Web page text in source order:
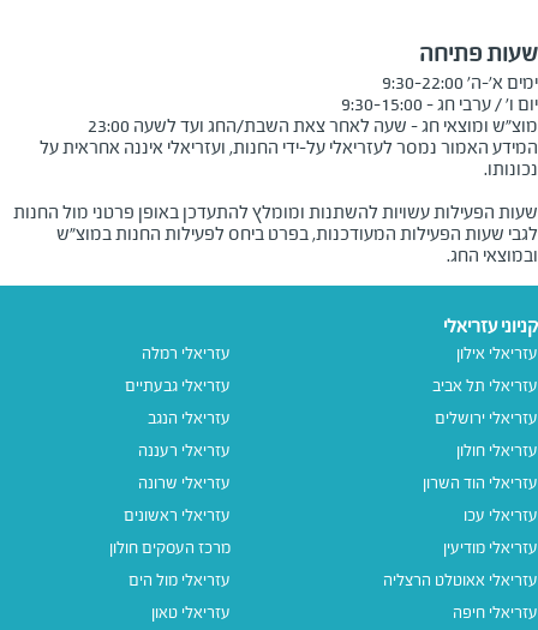
שעות פתיחה
מוצ"ש ומוצאי חג - שעה לאחר צאת השבת/החג ועד לשעה 23:00
המידע האמור נמסר לעזריאלי על-ידי החנות, ועזריאלי איננה אחראית על
שעות הפעילות עשויות להשתנות ומומלץ להתעדכן באופן פרטני מול החנות
לגבי שעות הפעילות המעודכנות, בפרט ביחס לפעילות החנות במוצ"ש
ובמוצאי החג.
קניוני עזריאלי
עזריאלי אילון
עזריאלי תל אביב
עזריאלי ירושלים
עזריאלי חולון
עזריאלי הוד השרון
עזריאלי עכו
עזריאלי מודיעין
עזריאלי אאוטלט הרצליה
עזריאלי חיפה
עזריאלי רמלה
עזריאלי גבעתיים
עזריאלי הנגב
עזריאלי רעננה
עזריאלי שרונה
עזריאלי ראשונים
מרכז העסקים חולון
עזריאלי מול הים
עזריאלי טאון